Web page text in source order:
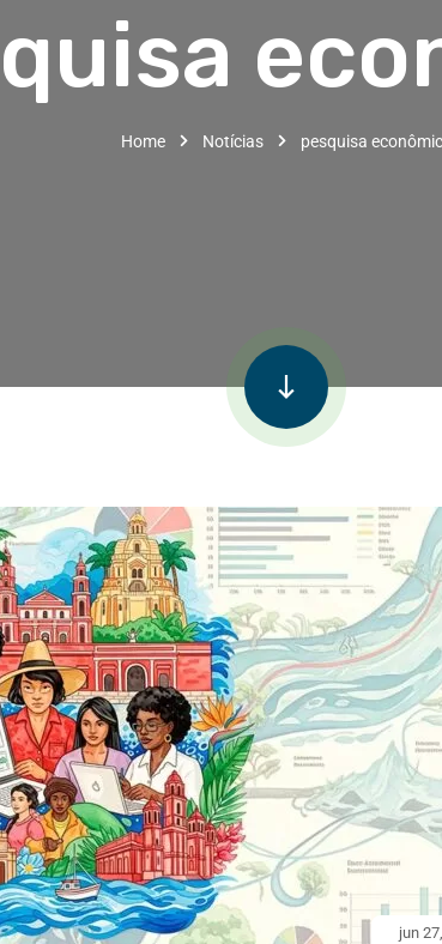
Home Notícias pesquisa
jun